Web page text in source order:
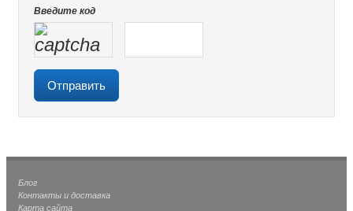
Введите код
Блог
Контакты и доставка
Карта сайта